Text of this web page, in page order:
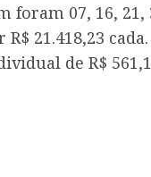
07, 16, 21,
21.418,23
de R$